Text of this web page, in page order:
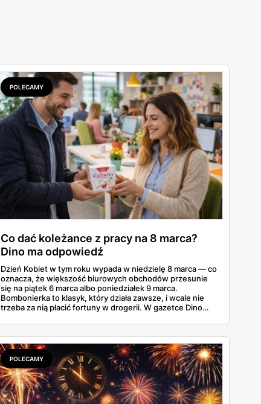
POLECAMY
Co dać koleżance z pracy na 8 marca?
Dino ma odpowiedź
Dzień Kobiet w tym roku wypada w niedzielę 8 marca — co
oznacza, że większość biurowych obchodów przesunie
się na piątek 6 marca albo poniedziałek 9 marca.
Bombonierka to klasyk, który działa zawsze, i wcale nie
trzeba za nią płacić fortuny w drogerii. W gazetce Dino
Rocher, Lindora i kilka innych markowych propozycji w
cenach, które robią różnicę. Zdążysz spokojnie — masz
cały tydzień.
POLECAMY